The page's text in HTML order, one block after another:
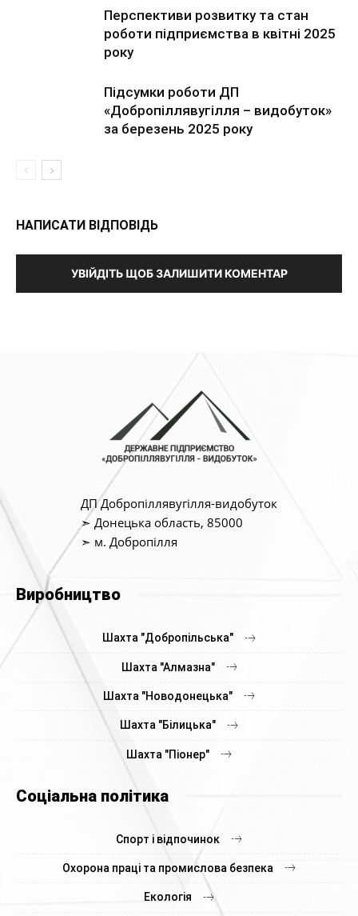
Перспективи розвитку та стан
роботи підприємства в квітні 2025
року
Підсумки роботи ДП
«Добропіллявугілля – видобуток»
за березень 2025 року
НАПИСАТИ ВІДПОВІДЬ
УВІЙДІТЬ ЩОБ ЗАЛИШИТИ КОМЕНТАР
ДП Добропіллявугілля-видобуток
➣ Донецька область, 85000
➣ м. Добропілля
Виробництво
Шахта "Добропільська"
Шахта "Алмазна"
Шахта "Новодонецька"
Шахта "Білицька"
Шахта "Піонер"
Соціальна політика
Спорт і відпочинок
Охорона праці та промислова безпека
Екологія